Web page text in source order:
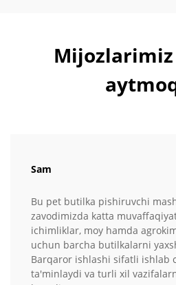
Sam
Bu pet butilka pishiruvchi
zavodimizda katta
ichimliklar, moy hamda
uchun barcha butilkalarni
Barqaror ishlashi sifatli ishlab
ta'minlaydi va turli xil